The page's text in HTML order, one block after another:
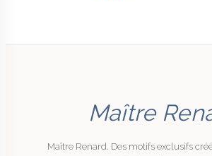
Maître
Maître Renard. Des motifs exclusifs